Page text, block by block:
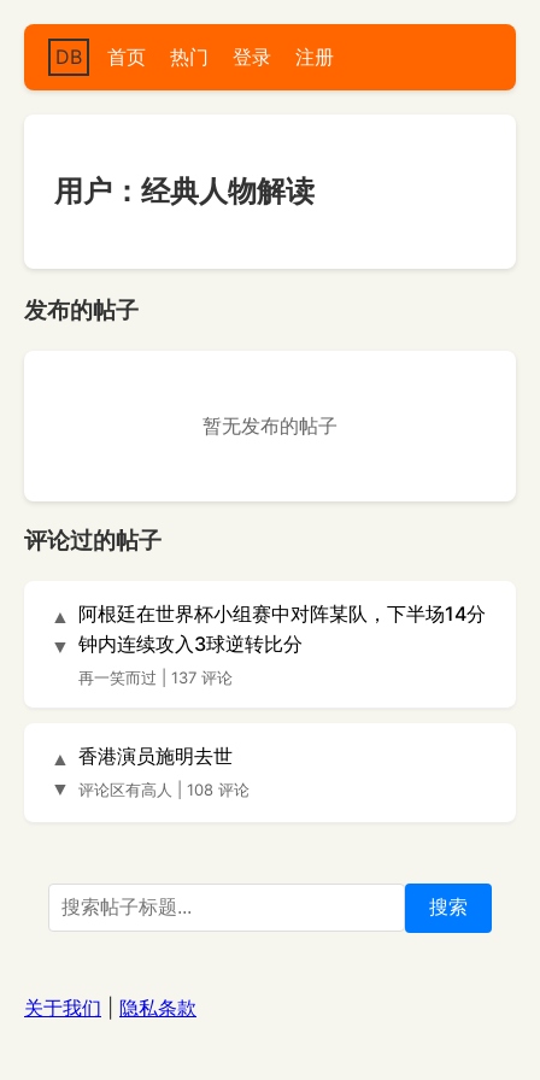
DB 首页 热门 登录 注册
用户：经典人物解读
发布的帖子
暂无发布的帖子
评论过的帖子
▲
▼
阿根廷在世界杯小组赛中对阵某队，下半场14分
钟内连续攻入3球逆转比分
再一笑而过 137 评论
▲
▼
香港演员施明去世
评论区有高人 108 评论
搜索
关于我们 隐私条款